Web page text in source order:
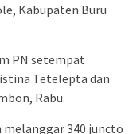
Kabupaten Buru
PN setempat
Tetelepta dan
Rabu.
340 juncto